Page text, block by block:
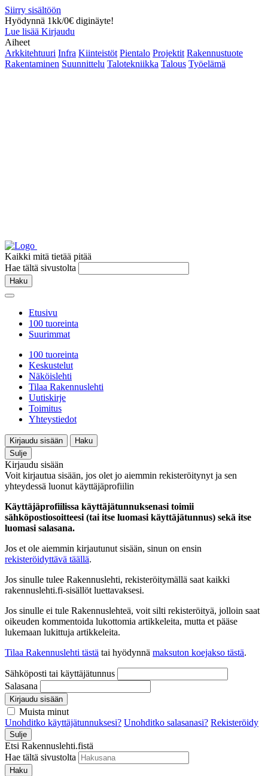
Siirry sisältöön
Hyödynnä 1kk/0€ diginäyte!
Lue lisää Kirjaudu
Aiheet
Arkkitehtuuri Infra Kiinteistöt Pientalo Projektit Rakennustuote
Rakentaminen Suunnittelu Talotekniikka Talous Työelämä
Kaikki mitä tietää pitää
Hae tältä sivustolta
Haku
Etusivu
100 tuoreinta
Suurimmat
100 tuoreinta
Keskustelut
Näköislehti
Tilaa Rakennuslehti
Uutiskirje
Toimitus
Yhteystiedot
Kirjaudu sisään
Haku
Sulje
Kirjaudu sisään
Voit kirjautua sisään, jos olet jo aiemmin rekisteröitynyt ja sen
yhteydessä luonut käyttäjäprofiilin
Käyttäjäprofiilissa käyttäjätunnuksenasi toimii
sähköpostiosoitteesi (tai itse luomasi käyttäjätunnus) sekä itse
luomasi salasana.
Jos et ole aiemmin kirjautunut sisään, sinun on ensin
rekisteröidyttävä täällä.
Jos sinulle tulee Rakennuslehti, rekisteröitymällä saat kaikki
rakennuslehti.fi-sisällöt luettavaksesi.
Jos sinulle ei tule Rakennuslehteä, voit silti rekisteröityä, jolloin saat
oikeuden kommentoida lukottomia artikkeleita, mutta et pääse
lukemaan lukittuja artikkeleita.
Tilaa Rakennuslehti tästä tai hyödynnä maksuton koejakso tästä.
Sähköposti tai käyttäjätunnus
Salasana
Kirjaudu sisään
Muista minut
Unohditko käyttäjätunnuksesi? Unohditko salasanasi? Rekisteröidy
Sulje
Etsi Rakennuslehti.fistä
Hae tältä sivustolta
Haku